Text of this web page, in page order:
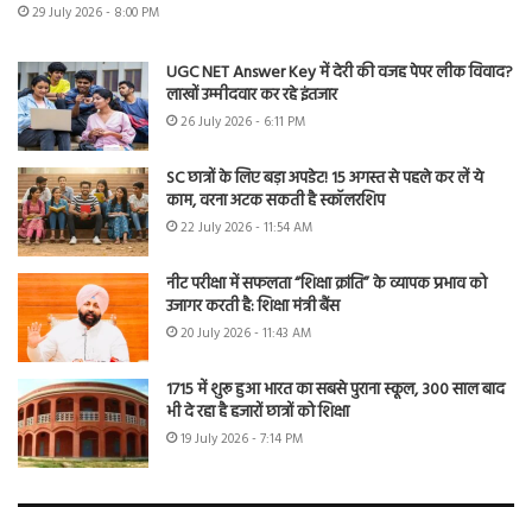
29 July 2026 - 8:00 PM
UGC NET Answer Key में देरी की वजह पेपर लीक विवाद?
लाखों उम्मीदवार कर रहे इंतजार
26 July 2026 - 6:11 PM
SC छात्रों के लिए बड़ा अपडेट! 15 अगस्त से पहले कर लें ये
काम, वरना अटक सकती है स्कॉलरशिप
22 July 2026 - 11:54 AM
नीट परीक्षा में सफलता “शिक्षा क्रांति” के व्यापक प्रभाव को
उजागर करती है: शिक्षा मंत्री बैंस
20 July 2026 - 11:43 AM
1715 में शुरू हुआ भारत का सबसे पुराना स्कूल, 300 साल बाद
भी दे रहा है हजारों छात्रों को शिक्षा
19 July 2026 - 7:14 PM